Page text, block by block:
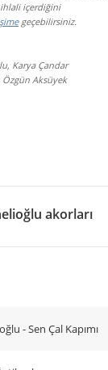
içerdiğini
geçebilirsiniz.
Karya Çandar
Aksüyek
akorları
- Sen Çal Kapımı